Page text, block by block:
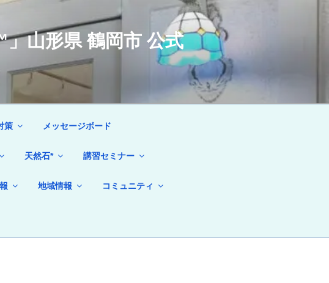
山形県 鶴岡市 公式
策 メッセージボード
天然石* 講習セミナー
地域情報 コミュニティ